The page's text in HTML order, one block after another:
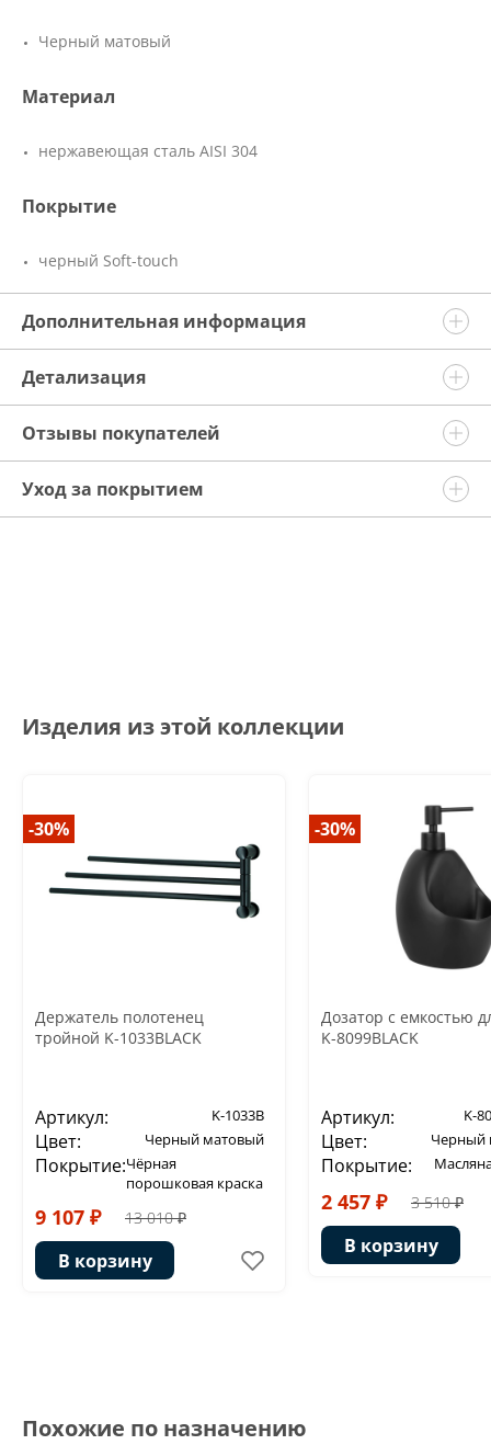
Черный матовый
Материал
нержавеющая сталь AISI 304
Покрытие
черный Soft-touch
Дополнительная информация
Детализация
Отзывы покупателей
Уход за покрытием
Изделия из этой коллекции
-30%
Держатель полотенец
тройной K-1033BLACK
Артикул: K-1033B
Цвет: Черный матовый
Покрытие:Чёрная
порошковая краска
9 107 ₽ 13 010 ₽
В корзину
-30%
Дозатор с емкостью
K-8099BLACK
Артикул: K-
Цвет: Черный
Покрытие:
2 457 ₽ 3 510 ₽
В корзину
Похожие по назначению